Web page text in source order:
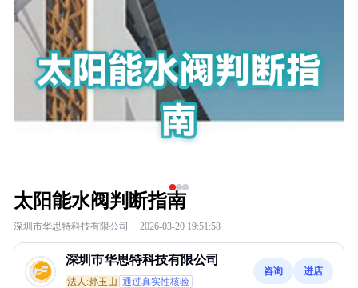
太阳能水阀判断指南
深圳市华思特科技有限公司 · 2026-03-20 19:51:58
深圳市华思特科技有限公司
法人:孙玉山 通过真实性核验
咨询 进店